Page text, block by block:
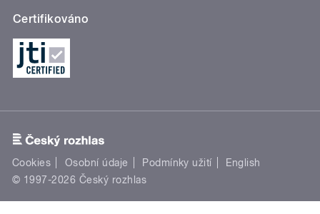
Certifikováno
Cookies Osobní údaje Podmínky užití
English
© 1997-2026 Český rozhlas